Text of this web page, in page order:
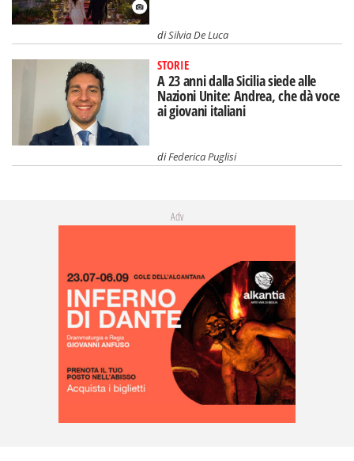
diSilvia De Luca
STORIE
A 23 anni dalla Sicilia siede alle
Nazioni Unite: Andrea, che dà voce
ai giovani italiani
diFederica Puglisi
Adv